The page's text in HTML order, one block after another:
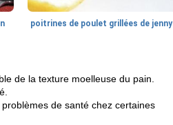
poitrines de poulet grillées de jenny
de la texture moelleuse du pain.
de santé chez certaines